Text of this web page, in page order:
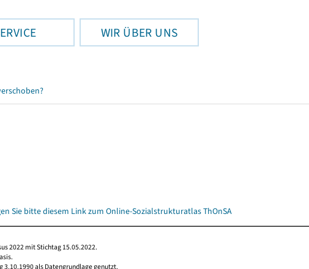
WIR ÜBER UNS
Sie bitte diesem Link zum Online-Sozialstrukturatlas ThOnSA
2022 mit Stichtag 15.05.2022.
3.10.1990 als Datengrundlage genutzt.